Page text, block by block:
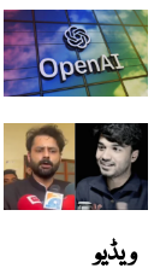
ویڈیو